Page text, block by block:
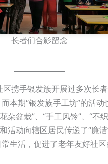
长者们合影留念
手银发族开展过多次长者
本期“银发族手工坊”的活动
朵盆栽”、“手工风铃”、“不
活动向辖区居民传递了“廉洁
生活，促进了老年友好社区